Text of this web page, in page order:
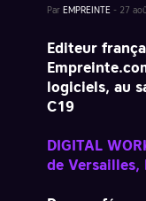
Par EMPREINTE - 27
Editeur
logiciels, au
C19
DIGITAL
de Versailles,